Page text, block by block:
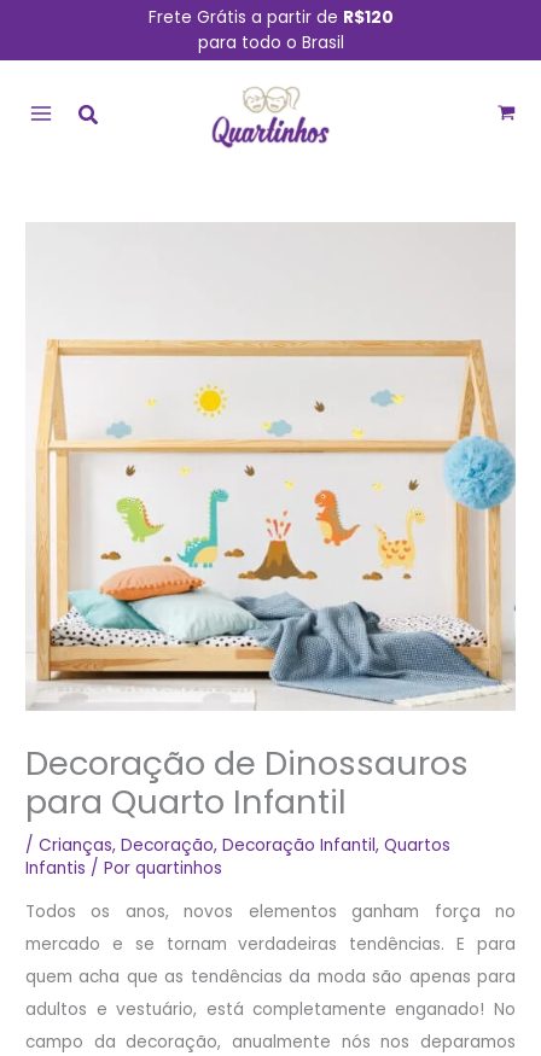
conteúdo
Frete Grátis a partir de R$120
para todo o Brasil
MENU
Decoração de Dinossauros
para Quarto Infantil
/Crianças,Decoração,Decoração Infantil,Quartos
Infantis / Porquartinhos
Todos os anos, novos elementos ganham força no
mercado e se tornam verdadeiras tendências. E para
quem acha que as tendências da moda são apenas para
adultos e vestuário, está completamente enganado! No
campo da decoração, anualmente nós nos deparamos